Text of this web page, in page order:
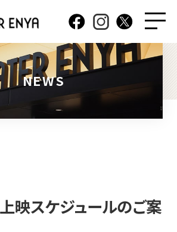
NEWS
映スケジュールのご案